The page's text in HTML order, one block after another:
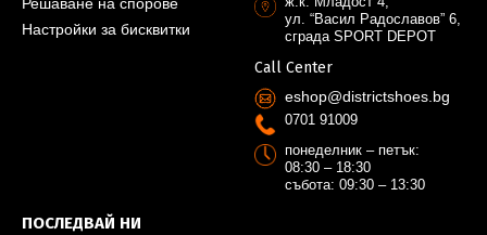
Решаване на спорове
Настройки за бисквитки
ПОСЛЕДВАЙ НИ
ул. “Васил Радославов” 6,
сграда SPORT DEPOT
Call Center
eshop@districtshoes.bg
0701 91009
понеделник – петък:
08:30 – 18:30
събота: 09:30 – 13:30